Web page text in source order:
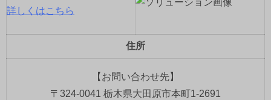
詳しくはこちら
住所
【お問い合わせ先】
〒324-0041 栃木県大田原市本町1-2691